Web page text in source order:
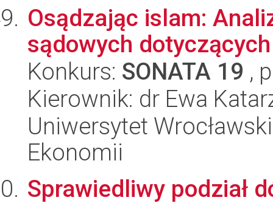
Osądzając islam:
sądowych
Konkurs: SONATA 19 ,
Kierownik: dr Ewa
Uniwersytet
Ekonomii
Sprawiedliwy podział